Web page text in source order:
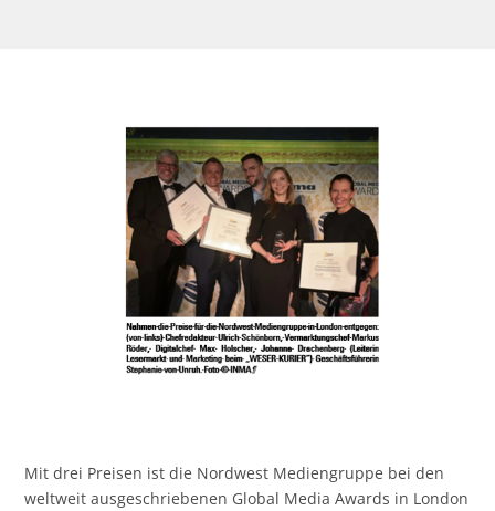
Mit drei Preisen ist die Nordwest Mediengruppe bei den
weltweit ausgeschriebenen Global Media Awards in London